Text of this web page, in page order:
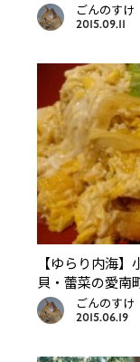
ごんのすけ
2015.09.11
【ゆらり内海
貝・蕾菜の愛南
ごんのすけ
2015.06.19